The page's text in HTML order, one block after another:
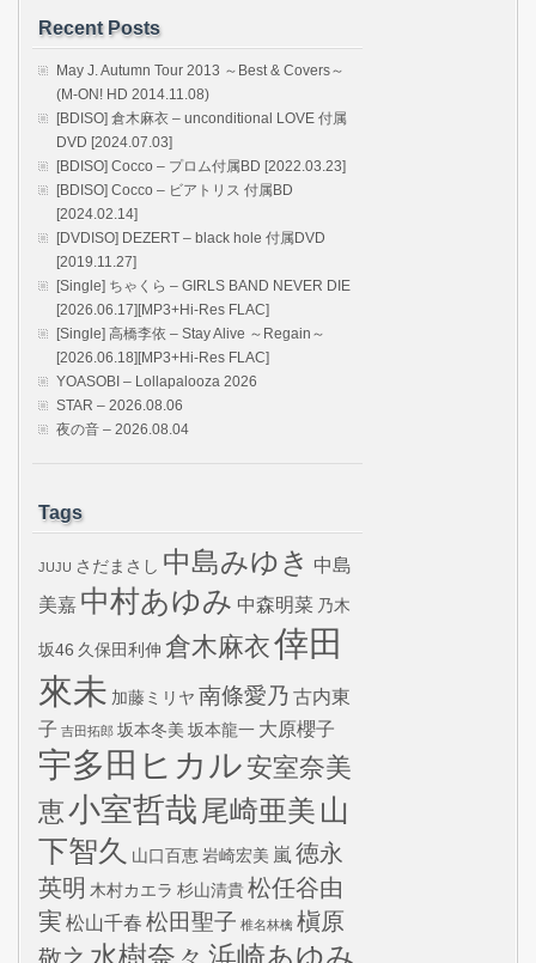
Recent Posts
May J. Autumn Tour 2013 ～Best & Covers～
(M-ON! HD 2014.11.08)
[BDISO] 倉木麻衣 – unconditional LOVE 付属
DVD [2024.07.03]
[BDISO] Cocco – プロム付属BD [2022.03.23]
[BDISO] Cocco – ビアトリス 付属BD
[2024.02.14]
[DVDISO] DEZERT – black hole 付属DVD
[2019.11.27]
[Single] ちゃくら – GIRLS BAND NEVER DIE
[2026.06.17][MP3+Hi-Res FLAC]
[Single] 高橋李依 – Stay Alive ～Regain～
[2026.06.18][MP3+Hi-Res FLAC]
YOASOBI – Lollapalooza 2026
STAR – 2026.08.06
夜の音 – 2026.08.04
Tags
JUJU さだまさし 中島みゆき 中島
美嘉 中村あゆみ 中森明菜 乃木
坂46 久保田利伸 倉木麻衣倖田
來未 加藤ミリヤ 南條愛乃 古内東
子 吉田拓郎 坂本冬美 坂本龍一 大原櫻子
宇多田ヒカル安室奈美
恵小室哲哉 尾崎亜美 山
下智久 山口百恵岩崎宏美 嵐 徳永
英明 木村カエラ 杉山清貴松任谷由
実 松山千春 松田聖子 椎名林檎 槇原